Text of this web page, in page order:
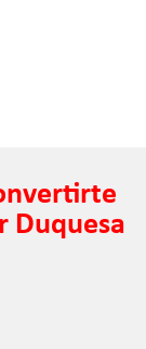
Duquesa